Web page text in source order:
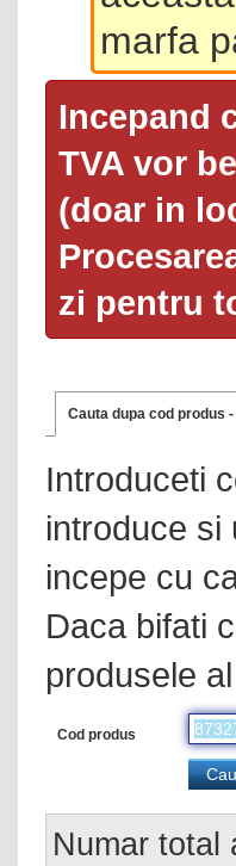
marfa
Incepand
TVA vor
(doar in
zi pentru
Cauta dupa cod produs
Introduceti
introduce si
incepe cu
Daca bifati
produsele
Cod produs
Numar total